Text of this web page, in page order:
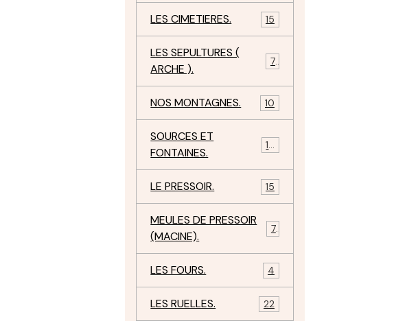
LES CIMETIERES. 15
LES SEPULTURES (
ARCHE ).
7
NOS MONTAGNES. 10
SOURCES ET
FONTAINES.
10
LE PRESSOIR. 15
MEULES DE PRESSOIR
(MACINE).
7
LES FOURS. 4
LES RUELLES. 22